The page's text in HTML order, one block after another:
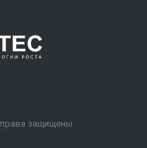
права защищены